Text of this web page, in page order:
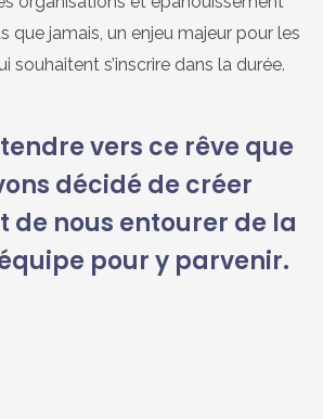
que jamais, un enjeu majeur pour les
souhaitent s’inscrire dans la durée.
vers ce rêve que
décidé de créer
de nous entourer de la
pour y parvenir.